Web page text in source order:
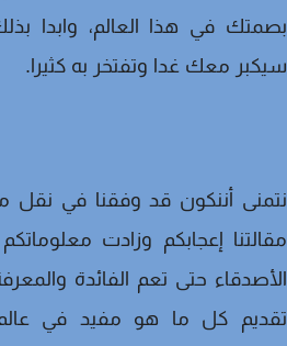
في هذا العالم، وابدا بذلك
معك غدا وتفتخر به كثيرا.
أننكون قد وفقنا في نقل
إعجابكم وزادت معلوماتكم
حتى تعم الفائدة
كل ما هو مفيد في عالم